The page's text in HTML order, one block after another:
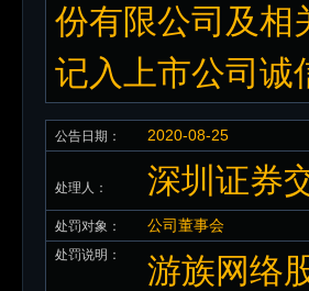
份有限公司及相
记入上市公司诚
公告日期： 2020-08-25
处理人： 深圳证券
处罚对象： 公司董事会
处罚说明： 游族网络